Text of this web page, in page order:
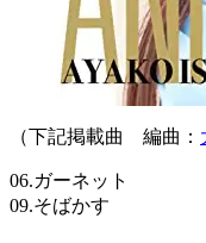
（下記掲載曲 編曲：
06.ガーネット
09.そばかす